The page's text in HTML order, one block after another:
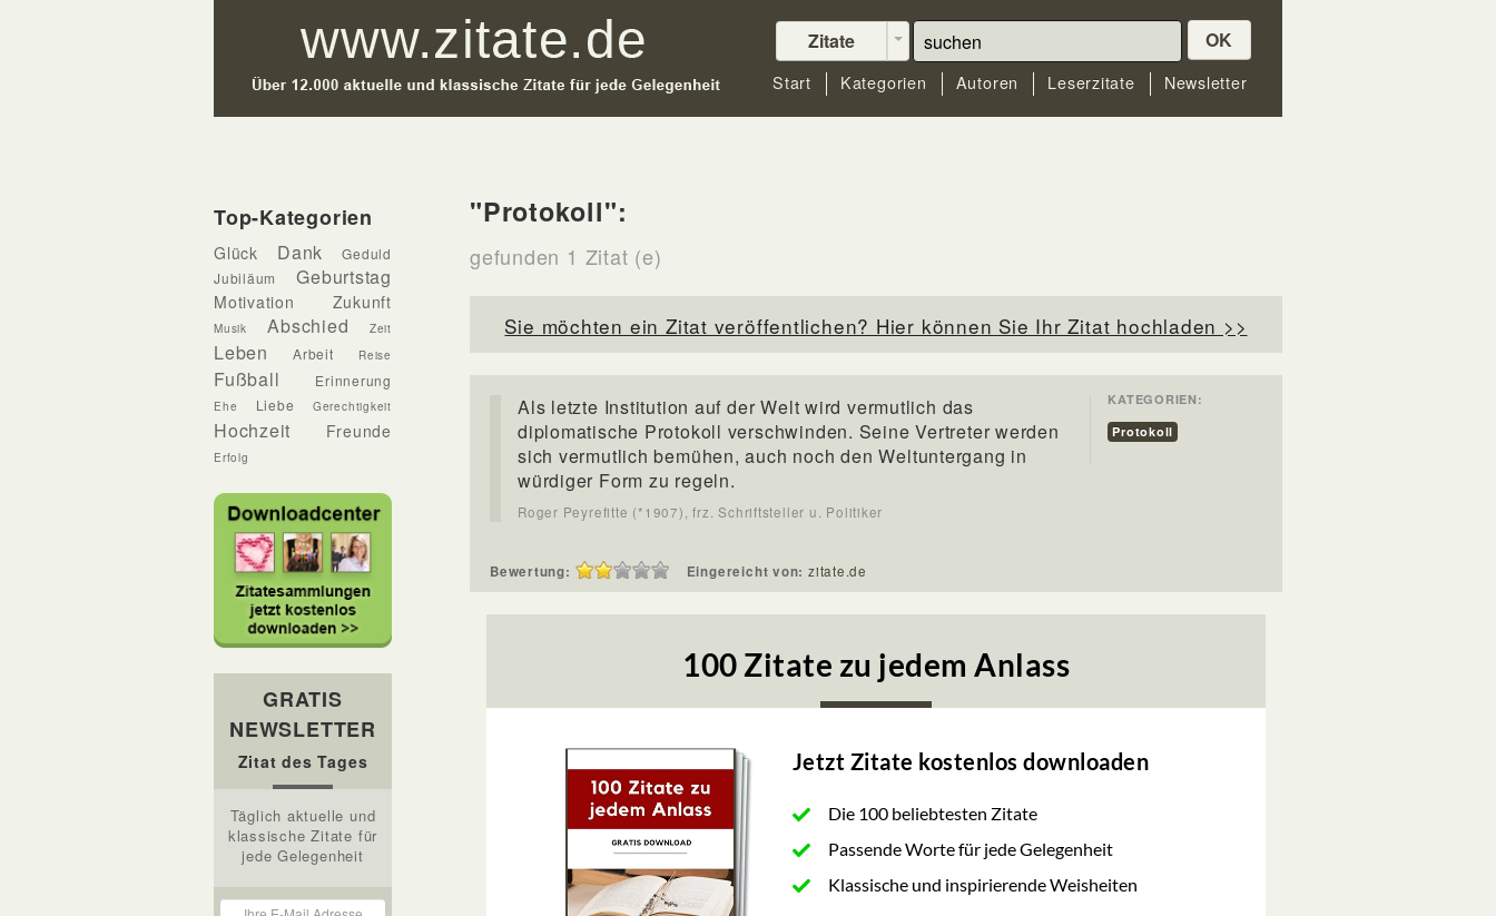
Zitate OK
Start Kategorien Autoren Leserzitate Newsletter
Top-Kategorien
Glück Dank
Geduld
Jubiläum
Geburtstag
Motivation Zukunft
Musik Abschied Zeit
Leben Arbeit Reise
Fußball Erinnerung
Ehe Liebe Gerechtigkeit
Hochzeit Freunde
Erfolg
GRATIS
NEWSLETTER
Zitat des Tages
Täglich aktuelle und
klassische Zitate für
jede Gelegenheit
"Protokoll":
gefunden 1 Zitat (e)
Sie möchten ein Zitat veröffentlichen? Hier können Sie Ihr Zitat hochladen >>
Als letzte Institution auf der Welt wird vermutlich das
diplomatische Protokoll verschwinden. Seine Vertreter werden
sich vermutlich bemühen, auch noch den Weltuntergang in
würdiger Form zu regeln.
Roger Peyrefitte (*1907), frz. Schriftsteller u. Politiker
KATEGORIEN:
Protokoll
Bewertung: Eingereicht von: zitate.de